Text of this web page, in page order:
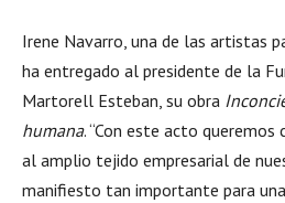
Irene Navarro, una de las artistas
ha entregado al presidente de la
Martorell Esteban, su obra
humana. “Con este acto
al amplio tejido empresarial de
manifiesto tan importante para